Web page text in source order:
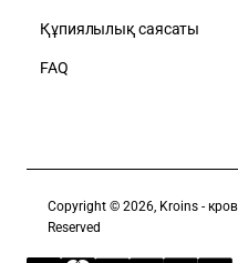
Құпиялылық саясаты
FAQ
Copyright © 2026, Kroins -
Reserved